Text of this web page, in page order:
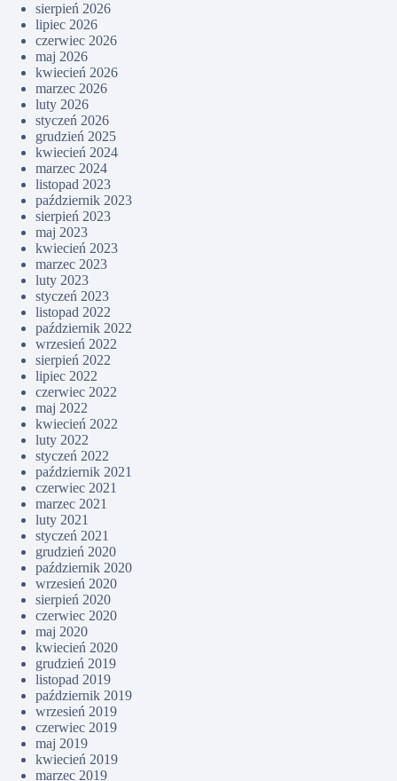
sierpień 2026
lipiec 2026
czerwiec 2026
maj 2026
kwiecień 2026
marzec 2026
luty 2026
styczeń 2026
grudzień 2025
kwiecień 2024
marzec 2024
listopad 2023
październik 2023
sierpień 2023
maj 2023
kwiecień 2023
marzec 2023
luty 2023
styczeń 2023
listopad 2022
październik 2022
wrzesień 2022
sierpień 2022
lipiec 2022
czerwiec 2022
maj 2022
kwiecień 2022
luty 2022
styczeń 2022
październik 2021
czerwiec 2021
marzec 2021
luty 2021
styczeń 2021
grudzień 2020
październik 2020
wrzesień 2020
sierpień 2020
czerwiec 2020
maj 2020
kwiecień 2020
grudzień 2019
listopad 2019
październik 2019
wrzesień 2019
czerwiec 2019
maj 2019
kwiecień 2019
marzec 2019